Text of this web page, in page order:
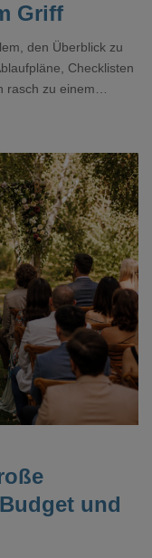
Griff
den Überblick zu
Checklisten
rasch zu einem
kurz vor einem Event
Gefühl.
und